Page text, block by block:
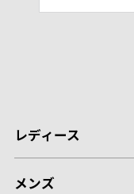
レディース
メンズ